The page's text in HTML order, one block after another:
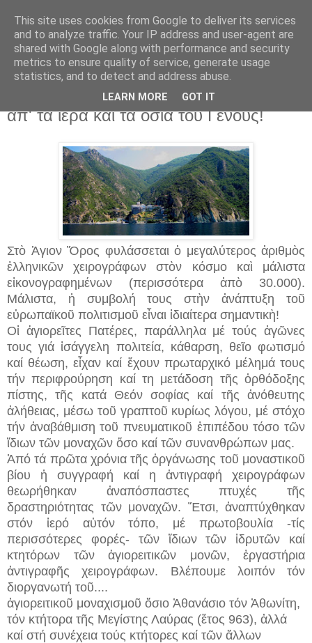
7 Σεπ 2017
Στὸν Ἄθωνα βρισκονταὶ τὰ πιὸ πολλὰ
ἀπ' τὰ ἱερὰ καὶ τὰ ὅσια τοῦ Γένους!
Στὸ Ἁγιον Ὅρος φυλάσσεται ὁ μεγαλύτερος ἀριθμὸς
ἑλληνικῶν χειρογράφων στὸν κόσμο καὶ μάλιστα
εἰκονογραφημένων (περισσότερα ἀπὸ 30.000).
Μάλιστα, ἡ συμβολή τους στὴν ἀνάπτυξη τοῦ
εὐρωπαϊκοῦ πολιτισμοῦ εἶναι ἰδιαίτερα σημαντικὴ!
Οἱ ἁγιορεῖτες Πατέρες, παράλληλα μέ τούς ἀγῶνες
τους γιά ἰσάγγελη πολιτεία, κάθαρση, θεῖο φωτισμό
καί θέωση, εἶχαν καί ἔχουν πρωταρχικό μέλημά τους
τήν περιφρούρηση καί τη μετάδοση τῆς ὀρθόδοξης
πίστης, τῆς κατά Θεόν σοφίας καί τῆς ἀνόθευτης
ἀλήθειας, μέσω τοῦ γραπτοῦ κυρίως λόγου, μέ στόχο
τήν ἀναβάθμιση τοῦ πνευματικοῦ ἐπιπέδου τόσο τῶν
ἴδιων τῶν μοναχῶν ὅσο καί τῶν συνανθρώπων μας.
Ἀπό τά πρῶτα χρόνια τῆς ὀργάνωσης τοῦ μοναστικοῦ
βίου ἡ συγγραφή καί η ἀντιγραφή χειρογράφων
θεωρήθηκαν ἀναπόσπαστες πτυχές τῆς
δραστηριότητας τῶν μοναχῶν. Ἔτσι, ἀναπτύχθηκαν
στόν ἱερό αὐτόν τόπο, μέ πρωτοβουλία -τίς
περισσότερες φορές- τῶν ἴδιων τῶν ἱδρυτῶν καί
κτητόρων τῶν ἁγιορειτικῶν μονῶν, ἐργαστήρια
ἀντιγραφῆς χειρογράφων. Βλέπουμε λοιπόν τόν
διοργανωτή τοῦ....
ἀγιορειτικοῦ μοναχισμοῦ ὅσιο Ἀθανάσιο τόν Ἀθωνίτη,
τόν κτήτορα τῆς Μεγίστης Λαύρας (ἔτος 963), ἀλλά
καί στή συνέχεια τούς κτήτορες καί τῶν ἄλλων
This site uses cookies from Google to deliver its services
and to analyze traffic. Your IP address and user-agent are
shared with Google along with performance and security
metrics to ensure quality of service, generate usage
statistics, and to detect and address abuse.
LEARN MORE GOT IT